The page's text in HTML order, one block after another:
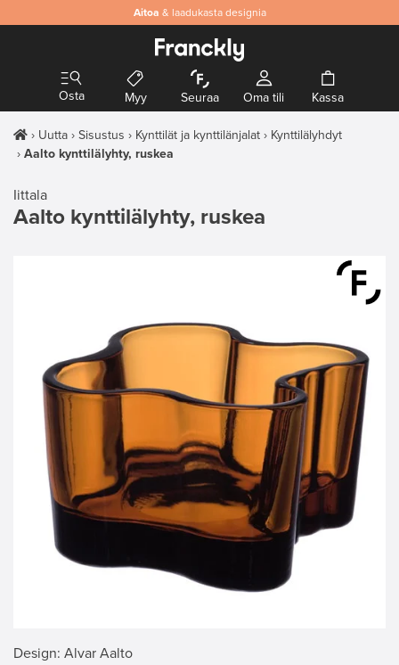
Aitoa & laadukasta designia
Osta Myy Seuraa Oma tili Kassa
Uutta Sisustus Kynttilät ja kynttilänjalat
Kynttilälyhdyt
Aalto kynttilälyhty, ruskea
Iittala
Aalto kynttilälyhty, ruskea
Design: Alvar Aalto